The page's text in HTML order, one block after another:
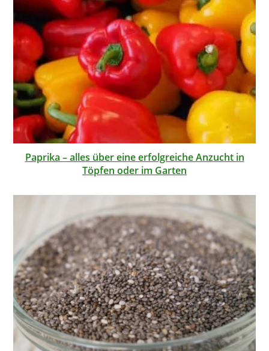
Paprika – alles über eine erfolgreiche Anzucht in
Töpfen oder im Garten